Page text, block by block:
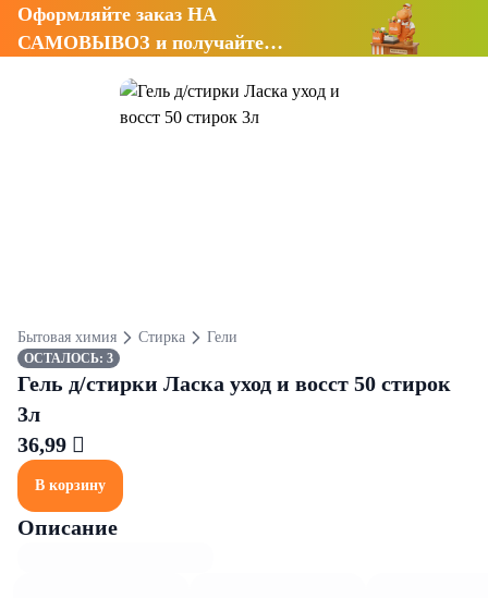
Оформляйте заказ НА
САМОВЫВОЗ и получайте
Бытовая химия Стирка Гели
ОСТАЛОСЬ: 3
Гель д/стирки Ласка уход и восст 50 стирок
3л
36,99 
В корзину
Описание